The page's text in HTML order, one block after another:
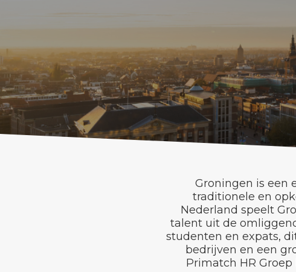
Groningen is een
traditionele en
Nederland speelt
talent uit de
studenten en expats,
bedrijven en een
Primatch HR